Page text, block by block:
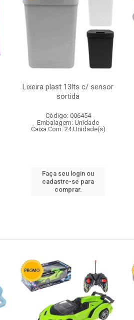
Lixeira plast 13lts c/ sensor
sortida
Código: 006454
Embalagem: Unidade
Caixa Com: 24 Unidade(s)
Faça seu login ou
cadastre-se para
comprar.